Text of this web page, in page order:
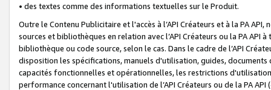
• des textes comme des informations textuelles sur le Produit.
Outre le Contenu Publicitaire et l'accès à l’API Créateurs et à la PA
sources et bibliothèques en relation avec l’API Créateurs ou la PA
bibliothèque ou code source, selon le cas. Dans le cadre de l’API
disposition les spécifications, manuels d'utilisation, guides,
capacités fonctionnelles et opérationnelles, les restrictions
performance concernant l'utilisation de l’API Créateurs ou de la PA